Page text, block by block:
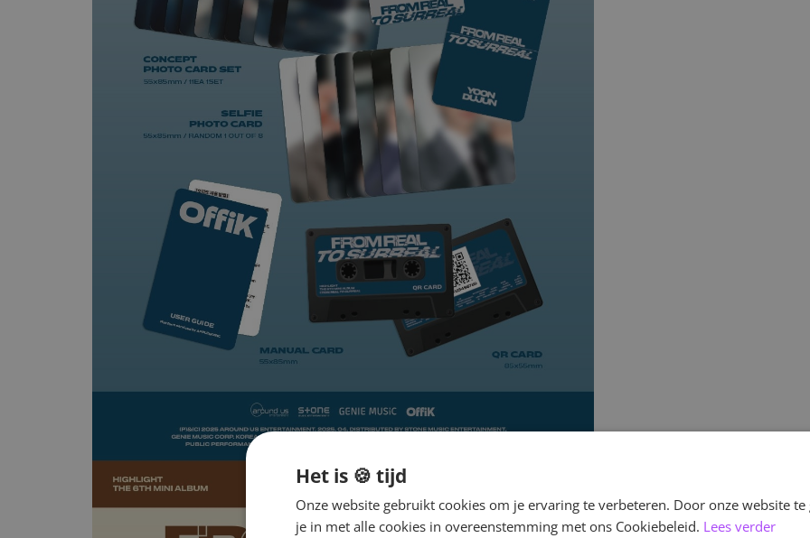
Het is 🍪 tijd
Onze website gebruikt cookies om je ervaring te verbeteren. Door onze website
je in met alle cookies in overeenstemming met ons Cookiebeleid. Lees verder